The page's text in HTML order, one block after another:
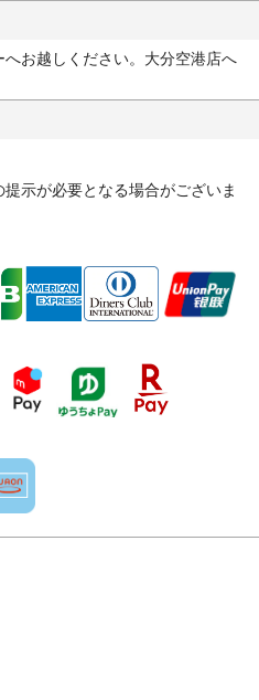
お越しください。大分空港店へ
示が必要となる場合がございま